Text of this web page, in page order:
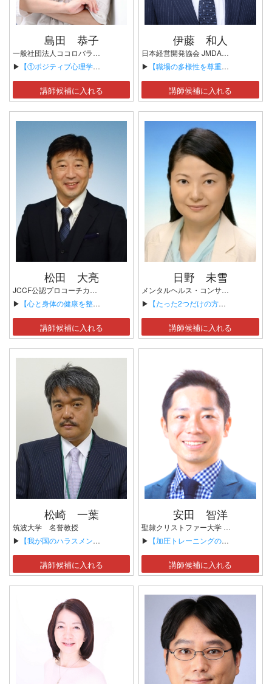
島田 恭子
一般社団法人ココロバランス研究所 代表理事 東洋大学現代社会総合研究所 研究員 日本カスタマーハラスメント対応協会 代表
▶ 【①ポジティブ心理学を、仕事や職場に応用しよう！】
講師候補に入れる
伊藤 和人
日本経営開発協会 JMDA教育研修センター室長 人材育成コンサルタント
▶ 【職場の多様性を尊重するコミュニケーション】
講師候補に入れる
松田 大亮
JCCF公認プロコーチカウンセラー
▶ 【心と身体の健康を整える7つの習慣】
講師候補に入れる
日野 未雪
メンタルヘルス・コンサルティング 産業カウンセラー 漢方養生指導士（漢方スタイリスト）
▶ 【たった2つだけの方法で従業員のやる気が3倍にあがるメンタルヘルス・ヒアリング】
講師候補に入れる
松崎 一葉
筑波大学 名誉教授
▶ 【我が国のハラスメントの構造と実効的な予防策の立案について】
講師候補に入れる
安田 智洋
聖隷クリストファー大学 教授／理学博士 元・東京大学医学部 特任講師 「世界トップ2％科学者」（スタンフォード大学・Elsevier認定）
▶ 【加圧トレーニングの科学と安全性】
講師候補に入れる